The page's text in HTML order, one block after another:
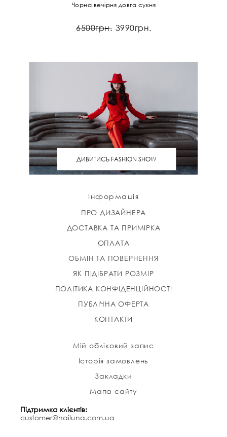
Чорна вечірня довга сукня
6500грн. 3990грн.
ДИВИТИСЬ FASHION SHOW
Інформація
ПРО ДИЗАЙНЕРА
ДОСТАВКА ТА ПРИМІРКА
ОПЛАТА
ОБМІН ТА ПОВЕРНЕННЯ
ЯК ПІДІБРАТИ РОЗМІР
ПОЛІТИКА КОНФІДЕНЦІЙНОСТІ
ПУБЛІЧНА ОФЕРТА
КОНТАКТИ
Мій обліковий запис
Історія замовлень
Закладки
Мапа сайту
Підтримка клієнтів:
customer@nailuna.com.ua